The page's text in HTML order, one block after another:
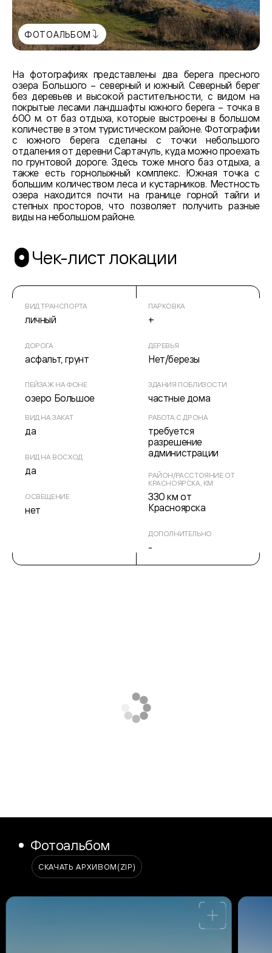
На фотографиях представлены два берега пресного
озера Большого – северный и южный. Северный берег
без деревьев и высокой растительности, с видом на
покрытые лесами ландшафты южного берега – точка в
600 м. от баз отдыха, которые выстроены в большом
количестве в этом туристическом районе. Фотографии
с южного берега сделаны с точки небольшого
отдаления от деревни Сартачуль, куда можно проехать
по грунтовой дороге. Здесь тоже много баз отдыха, а
также есть горнолыжный комплекс. Южная точка с
большим количеством леса и кустарников. Местность
озера находится почти на границе горной тайги и
степных просторов, что позволяет получить разные
виды на небольшом районе.
ФОТОАЛЬБОМ
Чек-лист локации
ВИД ТРАНСПОРТА
личный
ДОРОГА
асфальт, грунт
ПЕЙЗАЖ НА ФОНЕ
озеро Большое
ПАРКОВКА
+
ДЕРЕВЬЯ
Нет/березы
ЗДАНИЯ ПОБЛИЗОСТИ
частные дома
ВИД НА ЗАКАТ
да
ВИД НА ВОСХОД
да
ОСВЕЩЕНИЕ
нет
РАБОТА С ДРОНА
требуется
разрешение
администрации
РАЙОН/РАССТОЯНИЕ ОТ
КРАСНОЯРСКА, КМ
330 км от
Красноярска
ДОПОЛНИТЕЛЬНО
-
Фотоальбом
СКАЧАТЬ АРХИВОМ(ZIP)